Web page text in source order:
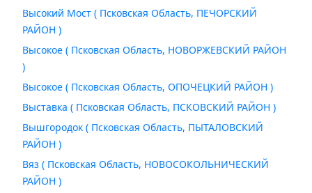
Высокий Мост ( Псковская Область, ПЕЧОРСКИЙ
РАЙОН )
Высокое ( Псковская Область, НОВОРЖЕВСКИЙ РАЙОН
)
Высокое ( Псковская Область, ОПОЧЕЦКИЙ РАЙОН )
Выставка ( Псковская Область, ПСКОВСКИЙ РАЙОН )
Вышгородок ( Псковская Область, ПЫТАЛОВСКИЙ
РАЙОН )
Вяз ( Псковская Область, НОВОСОКОЛЬНИЧЕСКИЙ
РАЙОН )